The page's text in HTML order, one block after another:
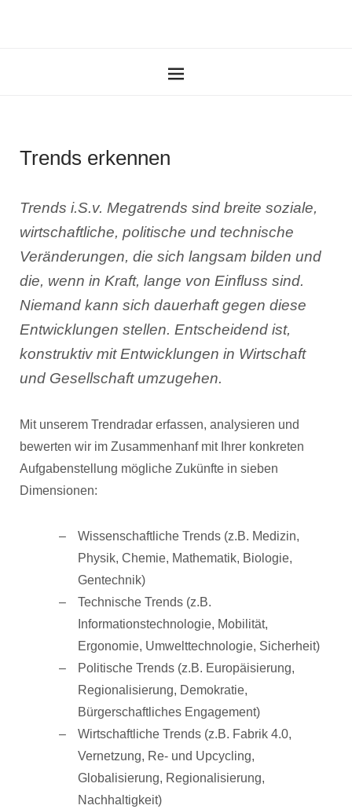
Trends erkennen
Trends i.S.v. Megatrends sind breite soziale,
wirtschaftliche, politische und technische
Veränderungen, die sich langsam bilden und
die, wenn in Kraft, lange von Einfluss sind.
Niemand kann sich dauerhaft gegen diese
Entwicklungen stellen. Entscheidend ist,
konstruktiv mit Entwicklungen in Wirtschaft
und Gesellschaft umzugehen.
Mit unserem Trendradar erfassen, analysieren und
bewerten wir im Zusammenhanf mit Ihrer konkreten
Aufgabenstellung mögliche Zukünfte in sieben
Dimensionen:
Wissenschaftliche Trends (z.B. Medizin,
Physik, Chemie, Mathematik, Biologie,
Gentechnik)
Technische Trends (z.B.
Informationstechnologie, Mobilität,
Ergonomie, Umwelttechnologie, Sicherheit)
Politische Trends (z.B. Europäisierung,
Regionalisierung, Demokratie,
Bürgerschaftliches Engagement)
Wirtschaftliche Trends (z.B. Fabrik 4.0,
Vernetzung, Re- und Upcycling,
Globalisierung, Regionalisierung,
Nachhaltigkeit)